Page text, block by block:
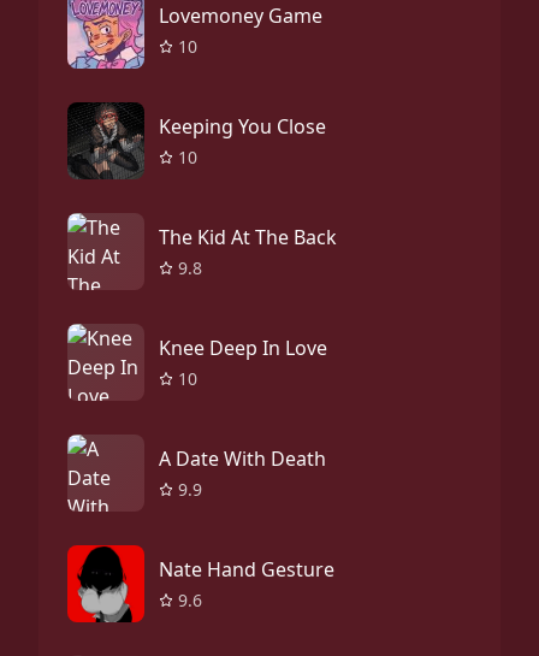
Lovemoney Game
10
Keeping You Close
10
The Kid At The Back
9.8
Knee Deep In Love
10
A Date With Death
9.9
Nate Hand Gesture
9.6